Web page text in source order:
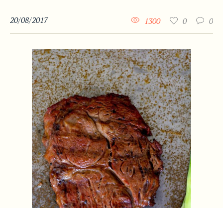
20/08/2017 0
0
1300